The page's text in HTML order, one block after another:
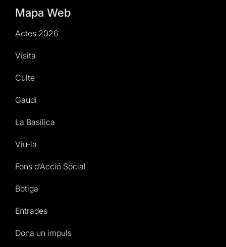
Mapa Web
Actes 2026
Visita
Culte
Gaudí
La Basílica
Viu-la
Fons d’Acció Social
Botiga
Entrades
Dona un impuls